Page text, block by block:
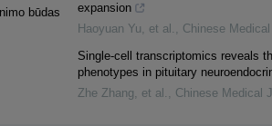
būdas
expansion
Haoyuan Yu, et al. , Chinese Medical
Single-cell transcriptomics reveals
phenotypes in pituitary
Zhe Zhang, et al. , Chinese Medical